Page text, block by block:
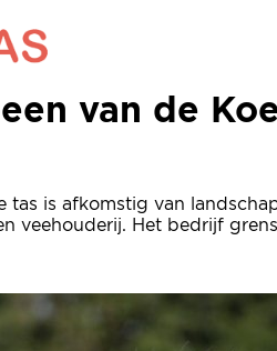
de Koekoek
van de
tas is afkomstig van
veehouderij. Het bedrijf